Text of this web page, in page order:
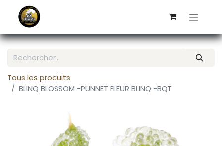
Tous les produits
BLINQ BLOSSOM -PUNNET FLEUR BLINQ -BQT